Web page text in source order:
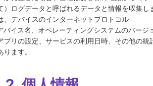
）ログデータと呼ばれるデータと情報を収集し
、デバイスのインターネットプロトコル
バイス名、オペレーティングシステムのバージ
プリの設定、サービスの利用日時、その他の統
ます。